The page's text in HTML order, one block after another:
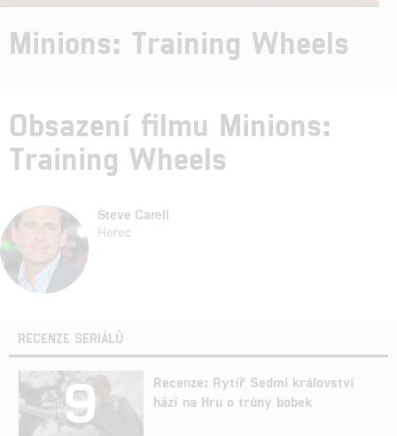
Minions: Training Wheels
Obsazení filmu Minions:
Training Wheels
Steve Carell
Herec
RECENZE SERIÁLŮ
9
Recenze: Rytíř Sedmi království
hází na Hru o trůny bobek